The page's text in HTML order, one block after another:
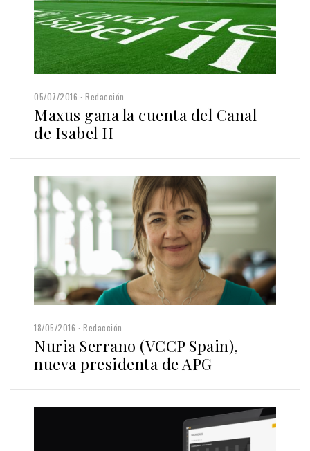
05/07/2016 Redacción
Maxus gana la cuenta del Canal
de Isabel II
18/05/2016 Redacción
Nuria Serrano (VCCP Spain),
nueva presidenta de APG